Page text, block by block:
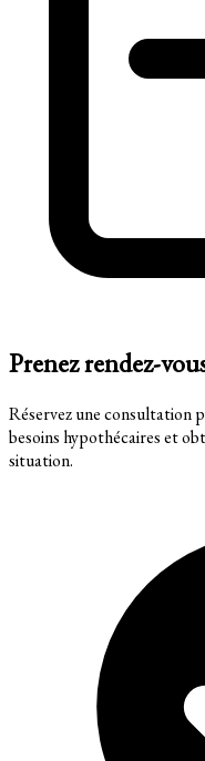
Prenez rendez-
Réservez une consultation
besoins hypothécaires et
situation.